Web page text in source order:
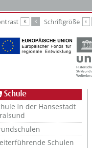
K K Schriftgröße K
Schule
in der Hansestadt
Schulen